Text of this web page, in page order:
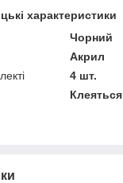
характеристики
Чорний
Акрил
4 шт.
Клеяться